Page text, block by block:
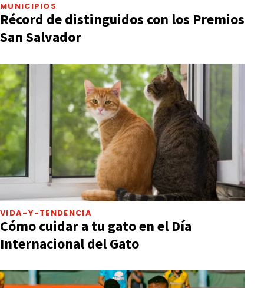
MUNICIPIOS
Récord de distinguidos con los Premios
San Salvador
VIDA-Y-TENDENCIA
Cómo cuidar a tu gato en el Día
Internacional del Gato